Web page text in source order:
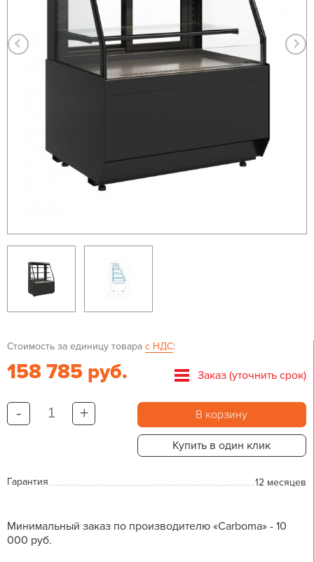
Стоимость за единицу товара с НДС:
158 785 руб. Заказ (уточнить срок)
- + В корзину
Купить в один клик
Гарантия 12 месяцев
Минимальный заказ по производителю «Carboma» - 10
000 руб.